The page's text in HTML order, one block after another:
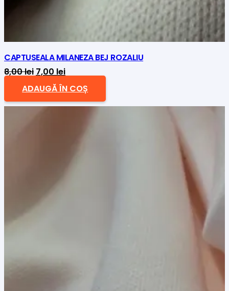
CAPTUSEALA MILANEZA BEJ ROZALIU
8,00lei Prețul
inițial
a
7,00 leiPrețul
curent
este:
ADAUGĂ ÎN COȘ